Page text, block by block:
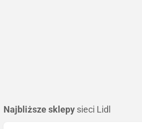
Najbliższe sklepy sieci Lidl